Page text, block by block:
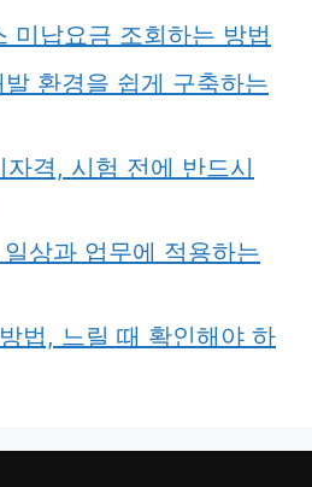
미납요금 조회하는 방법
환경을 쉽게 구축하는
격, 시험 전에 반드시
상과 업무에 적용하는
법, 느릴 때 확인해야 하